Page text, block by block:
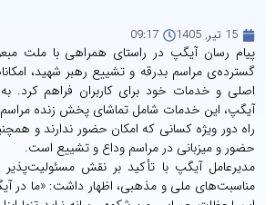
15 تیر, 1405 09:17
پیام رسان آیگپ در راستای همراهی با ملت
گسترده‌ی مراسم بدرقه و تشییع رهبر شهید،
اصلی و خدمات خود برای کاربران فراهم کرد.
آیگپ، این خدمات شامل تماشای پخش زنده مراسم
راه دور ویژه کسانی که امکان حضور ندارند و
حضور و میزبانی در مراسم وداع و تشییع است.
مدیرعامل آیگپ با تأکید بر نقش مسئولیت‌پذیر
مناسبت‌های ملی و مذهبی، اظهار داشت: «ما در